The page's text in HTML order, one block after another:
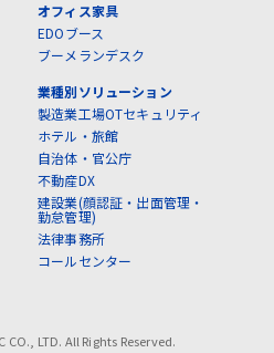
オフィス家具
EDOブース
ブーメランデスク
業種別ソリューション
製造業工場OTセキュリティ
ホテル・旅館
自治体・官公庁
不動産DX
建設業(顔認証・出面管理・
勤怠管理)
法律事務所
コールセンター
CO., LTD. All Rights Reserved.